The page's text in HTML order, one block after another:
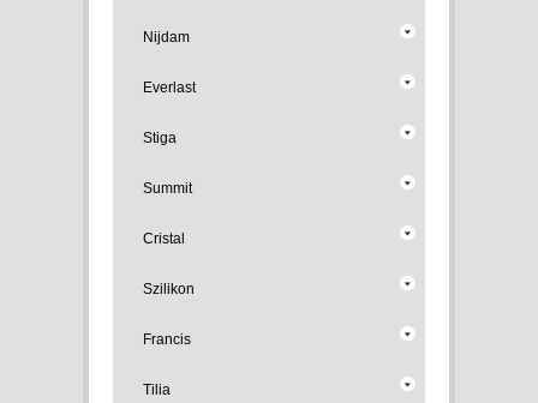
Nijdam
Everlast
Stiga
Summit
Cristal
Szilikon
Francis
Tilia